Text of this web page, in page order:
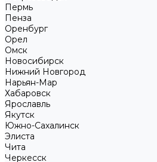
Пермь
Пенза
Оренбург
Орел
Омск
Новосибирск
Нижний Новгород
Нарьян-Мар
Хабаровск
Ярославль
Якутск
Южно-Сахалинск
Элиста
Чита
Черкесск